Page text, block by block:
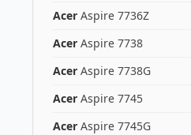
Acer Aspire 7736Z
Acer Aspire 7738
Acer Aspire 7738G
Acer Aspire 7745
Acer Aspire 7745G